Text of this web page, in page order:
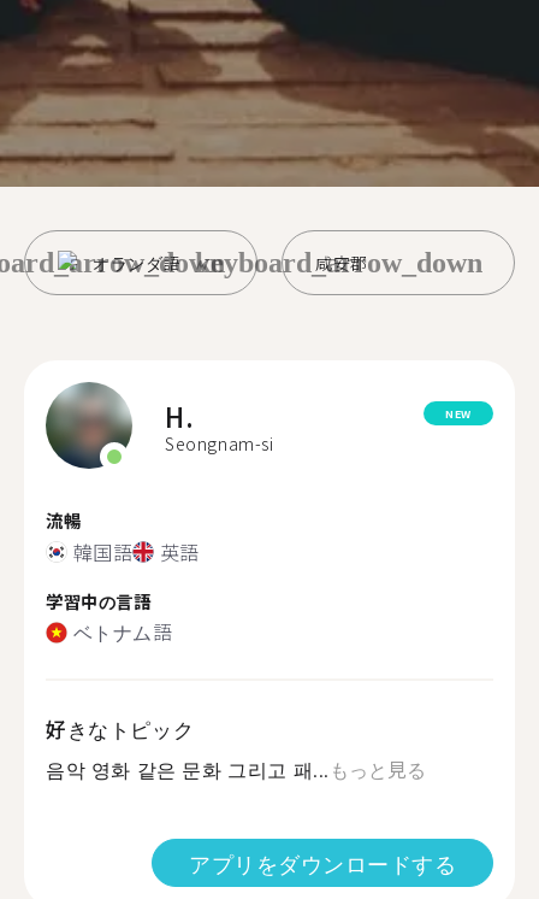
オランダ語 咸安郡
keyboard_arrow_down
H.
Seongnam-si
NEW
流暢
韓国語 英語
学習中の言語
ベトナム語
好きなトピック
음악 영화 같은 문화 그리고 패... もっと見る
アプリをダウンロードする